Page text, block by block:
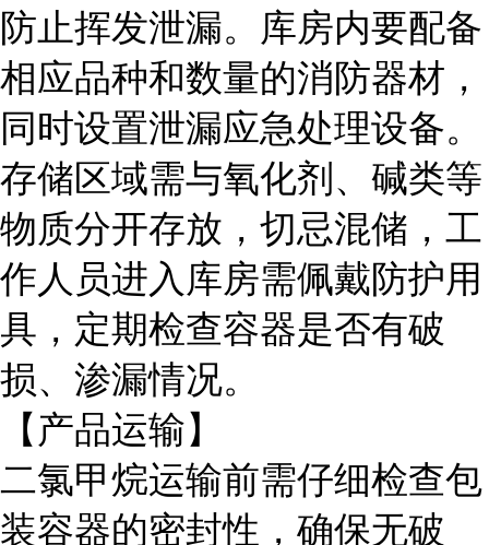
防止挥发泄漏。库房内要配备
相应品种和数量的消防器材，
同时设置泄漏应急处理设备。
存储区域需与氧化剂、碱类等
物质分开存放，切忌混储，工
作人员进入库房需佩戴防护用
具，定期检查容器是否有破
损、渗漏情况。
【产品运输】
二氯甲烷运输前需仔细检查包
装容器的密封性，确保无破